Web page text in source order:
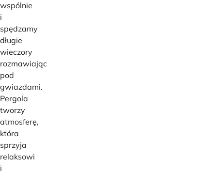
wspólnie
i
spędzamy
długie
wieczory
rozmawiając
pod
gwiazdami.
Pergola
tworzy
atmosferę,
która
sprzyja
relaksowi
i